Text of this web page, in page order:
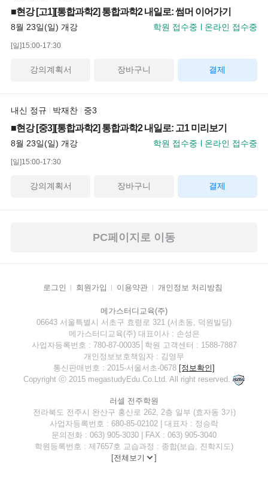
■현강 [고1][통합과학2] 통합과학2 내일로: 썸머 이어가기
8월 23일(일) 개강 학원 접수중 온라인 접수중
[일]15:00-17:30
강의계획서 장바구니 결제
내신 정규 박재찬 중3
■현강 [중3][통합과학2] 통합과학2 내일로: 고1 미리보기
8월 23일(일) 개강 학원 접수중 온라인 접수중
[일]15:00-17:30
강의계획서 장바구니 결제
PC페이지로 이동
로그인 회원가입 이용약관 개인정보 처리방침
메가스터디교육(주)
06643 서울특별시 서초구 효령로 321 (서초동, 덕원빌딩)
메가스터디교육(주) 대표이사 : 손성은
사업자등록번호 : 780-87-00035│학원 고객센터 : 1588-7887
개인정보보호책임자 : 김영무
통신판매번호 : 2015-서울서초-0678 [정보확인]
Copyright ⓒ 2015 megastudyEdu.Co.Ltd. All right reserved.
러셀 전주학원
전라북도 전주시 완산구 홍산로 262, 2층 일부 (효자동 3가)
사업자등록번호 : 680-85-02102 | 대표자 : 정승락
문의전화 : 063) 905-3030 | FAX : 063) 905-3040
학원등록번호 : 제7657호 교습과정 : 종합(보습, 진학지도)
[전체보기 ]